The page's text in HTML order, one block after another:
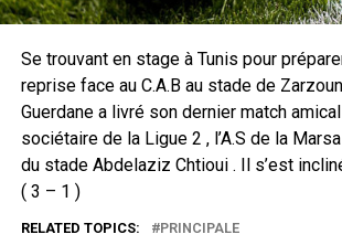
Se trouvant en stage à Tunis pour
reprise face au C.A.B au stade de
Guerdane a livré son dernier match
sociétaire de la Ligue 2 , l’A.S de la
du stade Abdelaziz Chtioui . Il s’est
( 3 – 1 )
RELATED TOPICS: PRINCIPALE